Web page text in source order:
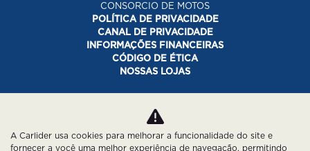
CONSORCIO DE MOTOS
POLÍTICA DE PRIVACIDADE
CANAL DE PRIVACIDADE
INFORMAÇÕES FINANCEIRAS
CÓDIGO DE ÉTICA
NOSSAS LOJAS
Desacelere. Seu bem maior é a vida.
A Carlider usa cookies para melhorar a funcionalidade do site e
fornecer a você uma melhor experiência de navegação, permitindo